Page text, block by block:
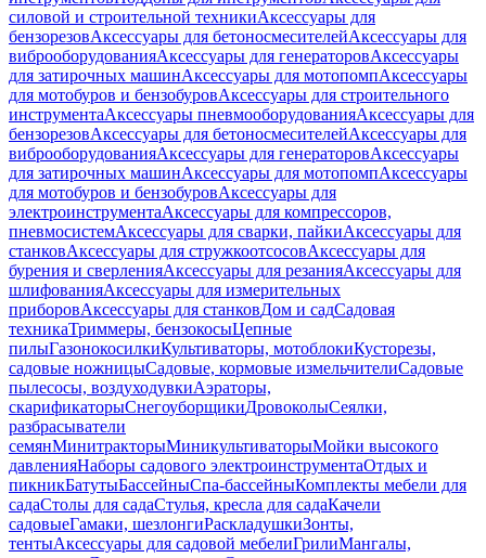
силовой и строительной техникиАксессуары для
бензорезовАксессуары для бетоносмесителейАксессуары для
виброоборудованияАксессуары для генераторовАксессуары
для затирочных машинАксессуары для мотопомпАксессуары
для мотобуров и бензобуровАксессуары для строительного
инструментаАксессуары пневмооборудованияАксессуары для
бензорезовАксессуары для бетоносмесителейАксессуары для
виброоборудованияАксессуары для генераторовАксессуары
для затирочных машинАксессуары для мотопомпАксессуары
для мотобуров и бензобуровАксессуары для
электроинструментаАксессуары для компрессоров,
пневмосистемАксессуары для сварки, пайкиАксессуары для
станковАксессуары для стружкоотсосовАксессуары для
бурения и сверленияАксессуары для резанияАксессуары для
шлифованияАксессуары для измерительных
приборовАксессуары для станковДом и садСадовая
техникаТриммеры, бензокосыЦепные
пилыГазонокосилкиКультиваторы, мотоблокиКусторезы,
садовые ножницыСадовые, кормовые измельчителиСадовые
пылесосы, воздуходувкиАэраторы,
скарификаторыСнегоуборщикиДровоколыСеялки,
разбрасыватели
семянМинитракторыМиникультиваторыМойки высокого
давленияНаборы садового электроинструментаОтдых и
пикникБатутыБассейныСпа-бассейныКомплекты мебели для
садаСтолы для садаСтулья, кресла для садаКачели
садовыеГамаки, шезлонгиРаскладушкиЗонты,
тентыАксессуары для садовой мебелиГрилиМангалы,